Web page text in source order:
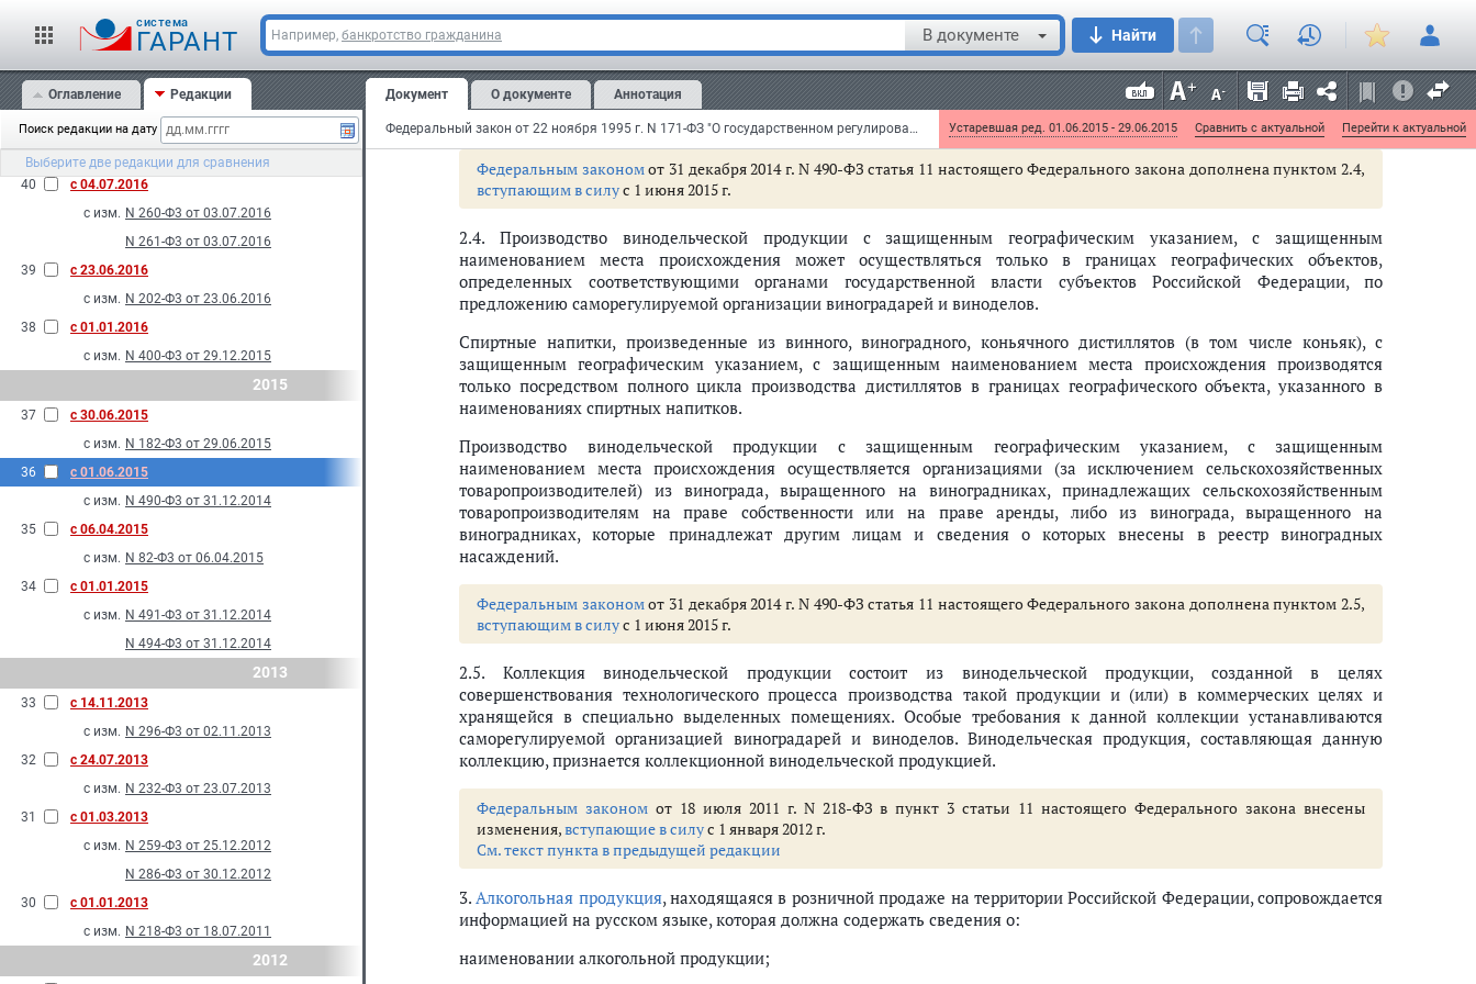
cистема
ГАРАНТ Например, банкротство гражданина В документе Найти
Оглавление Редакции
Поиск редакции на дату
Выберите две редакции для сравнения
N 261-Ф3 от 03.07.2016
42
с 01.01.2017
с изм. N 261-Ф3 от 03.07.2016
2016
41
с 04.08.2016
с изм. N 261-Ф3 от 03.07.2016
40
с 04.07.2016
с изм. N 260-Ф3 от 03.07.2016
N 261-Ф3 от 03.07.2016
39
с 23.06.2016
с изм. N 202-Ф3 от 23.06.2016
38
с 01.01.2016
с изм. N 400-Ф3 от 29.12.2015
2015
37
с 30.06.2015
с изм. N 182-Ф3 от 29.06.2015
36
с 01.06.2015
с изм. N 490-Ф3 от 31.12.2014
35
с 06.04.2015
с изм. N 82-Ф3 от 06.04.2015
34
с 01.01.2015
с изм. N 491-Ф3 от 31.12.2014
N 494-Ф3 от 31.12.2014
2013
33
с 14.11.2013
с изм. N 296-Ф3 от 02.11.2013
32
с 24.07.2013
с изм. N 232-Ф3 от 23.07.2013
31
с 01.03.2013
с изм. N 259-Ф3 от 25.12.2012
N 286-Ф3 от 30.12.2012
30
с 01.01.2013
с изм. N 218-Ф3 от 18.07.2011
2012
Документ О документе Аннотация
Федеральный закон от 22 ноября 1995 г. N 171-ФЗ "О государственном регулировании производства и оборота этилового спирта, алкогольной и спиртосодержащей продукции и об ограничении потребления (распития) алкогольной продукции" Устаревшая ред. 01.06.2015 - 29.06.2015 Сравнить с актуальной Перейти к актуальной
Виноградники должны принадлежать сельскохозяйственным товаропроизводителям на праве собственности или на
праве аренды.
Не допускается производство этилового спирта, за исключением полного цикла производства коньячного дистиллята,
обособленным подразделением организации, осуществляющим производство алкогольной продукции.
Федеральным закономот 31 декабря 2014 г. N 490-ФЗ статья 11 настоящего Федерального закона дополнена пунктом 2.4,
вступающим в силус 1 июня 2015 г.
2.4. Производство винодельческой продукции с защищенным географическим указанием, с защищенным
наименованием места происхождения может осуществляться только в границах географических объектов,
определенных соответствующими органами государственной власти субъектов Российской Федерации, по
предложению саморегулируемой организации виноградарей и виноделов.
Спиртные напитки, произведенные из винного, виноградного, коньячного дистиллятов (в том числе коньяк), с
защищенным географическим указанием, с защищенным наименованием места происхождения производятся
только посредством полного цикла производства дистиллятов в границах географического объекта, указанного в
наименованиях спиртных напитков.
Производство винодельческой продукции с защищенным географическим указанием, с защищенным
наименованием места происхождения осуществляется организациями (за исключением сельскохозяйственных
товаропроизводителей) из винограда, выращенного на виноградниках, принадлежащих сельскохозяйственным
товаропроизводителям на праве собственности или на праве аренды, либо из винограда, выращенного на
виноградниках, которые принадлежат другим лицам и сведения о которых внесены в реестр виноградных
насаждений.
Федеральным закономот 31 декабря 2014 г. N 490-ФЗ статья 11 настоящего Федерального закона дополнена пунктом 2.5,
вступающим в силус 1 июня 2015 г.
2.5. Коллекция винодельческой продукции состоит из винодельческой продукции, созданной в целях
совершенствования технологического процесса производства такой продукции и (или) в коммерческих целях и
хранящейся в специально выделенных помещениях. Особые требования к данной коллекции устанавливаются
саморегулируемой организацией виноградарей и виноделов. Винодельческая продукция, составляющая данную
коллекцию, признается коллекционной винодельческой продукцией.
Федеральным закономот 18 июля 2011 г. N 218-ФЗ в пункт 3 статьи 11 настоящего Федерального закона внесены
изменения,вступающие в силус 1 января 2012 г.
См. текст пункта в предыдущей редакции
3.Алкогольная продукция, находящаяся в розничной продаже на территории Российской Федерации, сопровождается
информацией на русском языке, которая должна содержать сведения о:
наименовании алкогольной продукции;